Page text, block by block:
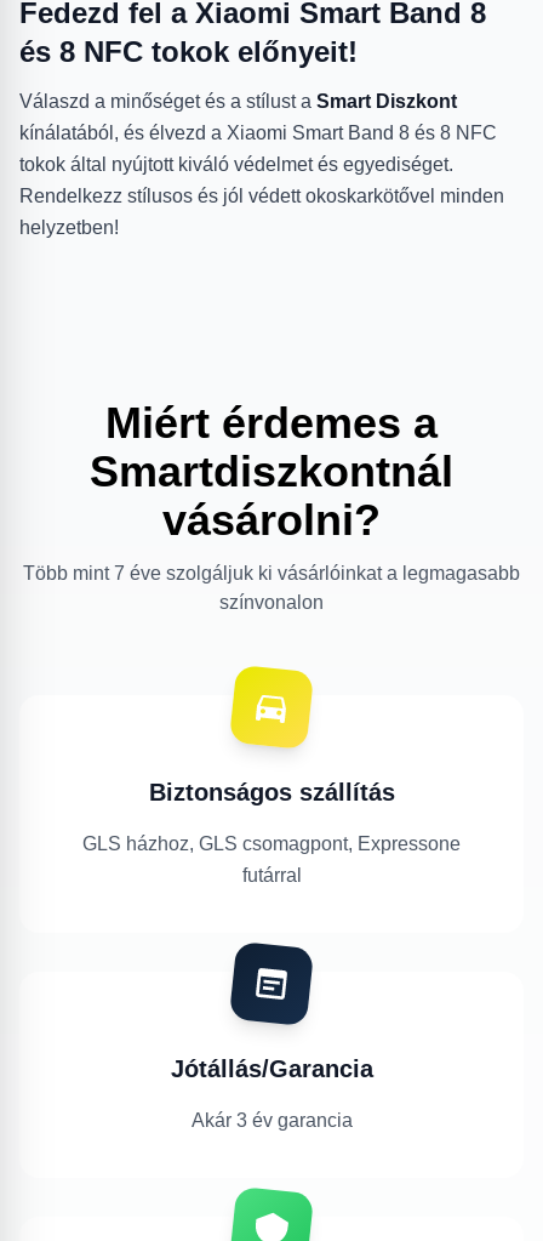
Fedezd fel a Xiaomi Smart Band 8
és 8 NFC tokok előnyeit!
Válaszd a minőséget és a stílust a Smart Diszkont
kínálatából, és élvezd a Xiaomi Smart Band 8 és 8 NFC
tokok által nyújtott kiváló védelmet és egyediséget.
Rendelkezz stílusos és jól védett okoskarkötővel minden
helyzetben!
Miért érdemes a
Smartdiszkontnál
vásárolni?
Több mint 7 éve szolgáljuk ki vásárlóinkat a legmagasabb
színvonalon
Biztonságos szállítás
GLS házhoz, GLS csomagpont, Expressone
futárral
Jótállás/Garancia
Akár 3 év garancia